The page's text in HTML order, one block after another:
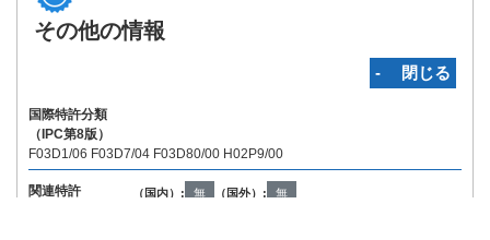
その他の情報
‐ 閉じる
国際特許分類
（IPC第8版）
F03D1/06 F03D7/04 F03D80/00 H02P9/00
関連特許 （国内）: 無 （国外）: 無